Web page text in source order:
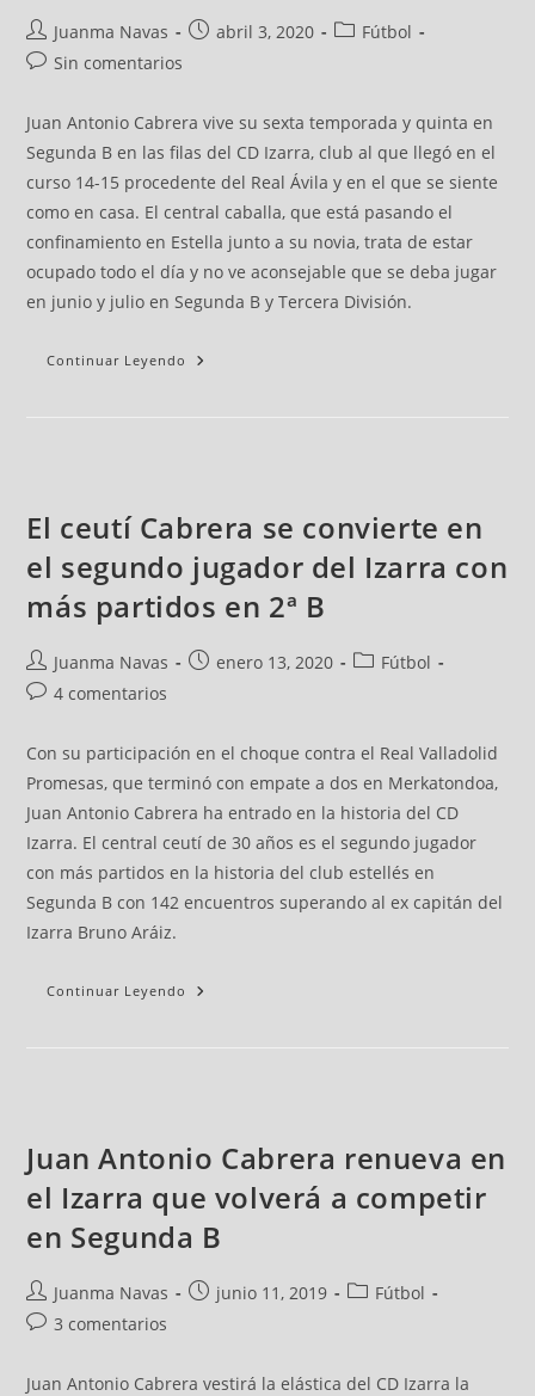
Juanma Navas abril 3, 2020
Fútbol
Sin comentarios
Juan Antonio Cabrera vive su sexta temporada y quinta en
Segunda B en las filas del CD Izarra, club al que llegó en el
curso 14-15 procedente del Real Ávila y en el que se siente
como en casa. El central caballa, que está pasando el
confinamiento en Estella junto a su novia, trata de estar
ocupado todo el día y no ve aconsejable que se deba jugar
en junio y julio en Segunda B y Tercera División.
Continuar Leyendo
El ceutí Cabrera se convierte en
el segundo jugador del Izarra con
más partidos en 2ª B
Juanma Navas enero 13, 2020
Fútbol
4 comentarios
Con su participación en el choque contra el Real Valladolid
Promesas, que terminó con empate a dos en Merkatondoa,
Juan Antonio Cabrera ha entrado en la historia del CD
Izarra. El central ceutí de 30 años es el segundo jugador
con más partidos en la historia del club estellés en
Segunda B con 142 encuentros superando al ex capitán del
Izarra Bruno Aráiz.
Continuar Leyendo
Juan Antonio Cabrera renueva en
el Izarra que volverá a competir
en Segunda B
Juanma Navas junio 11, 2019
Fútbol
3 comentarios
Juan Antonio Cabrera vestirá la elástica del CD Izarra la